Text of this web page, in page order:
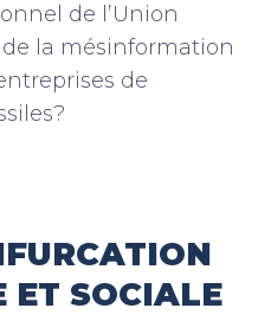
de l’Union
la mésinformation
de
ET SOCIALE